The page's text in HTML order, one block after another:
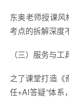
东奥老师授课
考点的拆解深度
（三）服务与
之了课堂打造《
任+AI答疑”体